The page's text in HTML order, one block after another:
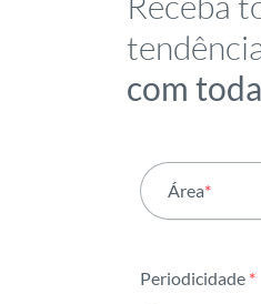
com
Área*
Periodicidade *